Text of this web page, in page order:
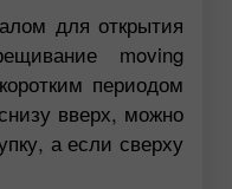
для открытия
moving
периодом
вверх, можно
а если сверху